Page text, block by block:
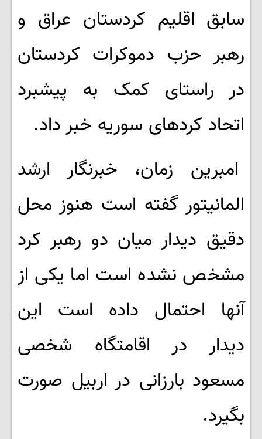
سابق اقلیم کردستان عراق و
رهبر حزب دموکرات کردستان
در راستای کمک به پیشبرد
اتحاد کردهای سوریه خبر داد.
امبرین زمان، خبرنگار ارشد
المانیتور گفته است هنوز محل
دقیق دیدار میان دو رهبر کرد
مشخص نشده است اما یکی از
آنها احتمال داده است این
دیدار در اقامتگاه شخصی
مسعود بارزانی در اربیل صورت
بگیرد.